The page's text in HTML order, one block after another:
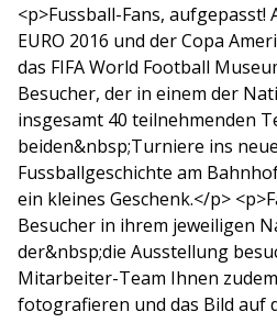
<p>Fussball-Fans, aufgepasst!
EURO 2016 und der Copa
das FIFA World Football
Besucher, der in einem der
insgesamt 40 teilnehmenden
beiden&nbsp;Turniere ins
Fussballgeschichte am
ein kleines Geschenk.</p>
Besucher in ihrem jeweiligen
der&nbsp;die Ausstellung
Mitarbeiter-Team Ihnen
fotografieren und das Bild auf